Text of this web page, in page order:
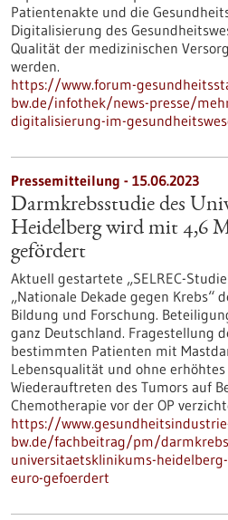
Patientenakte und die
Digitalisierung des
Qualität der medizinischen
werden.
https://www.forum-
bw.de/infothek/news-presse/
digitalisierung-im-
Pressemitteilung - 15.06.2023
Darmkrebsstudie des
Heidelberg wird mit 4,6
gefördert
Aktuell gestartete „SELREC-
„Nationale Dekade gegen Krebs“
Bildung und Forschung.
ganz Deutschland. Fragestellung
bestimmten Patienten mit
Lebensqualität und ohne
Wiederauftreten des Tumors auf
Chemotherapie vor der OP
https://
bw.de/fachbeitrag/pm/
universitaetsklinikums-
euro-gefoerdert